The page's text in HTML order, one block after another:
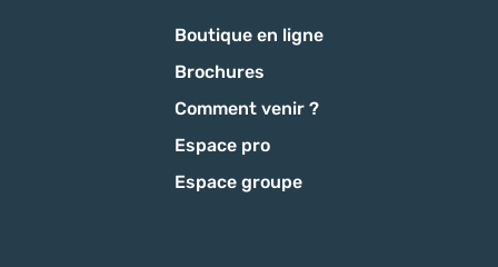
Boutique en ligne
Brochures
Comment venir ?
Espace pro
Espace groupe